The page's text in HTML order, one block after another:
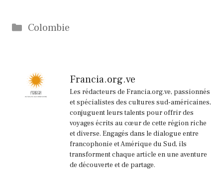
Catégories
Colombie
Francia.org.ve
Les rédacteurs de Francia.org.ve, passionnés
et spécialistes des cultures sud-américaines,
conjuguent leurs talents pour offrir des
voyages écrits au cœur de cette région riche
et diverse. Engagés dans le dialogue entre
francophonie et Amérique du Sud, ils
transforment chaque article en une aventure
de découverte et de partage.